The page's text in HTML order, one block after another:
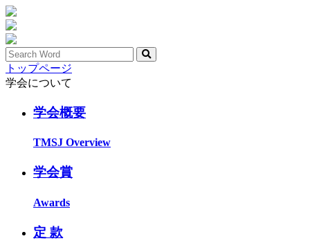
トップページ
学会について
学会概要
TMSJ Overview
学会賞
Awards
定 款